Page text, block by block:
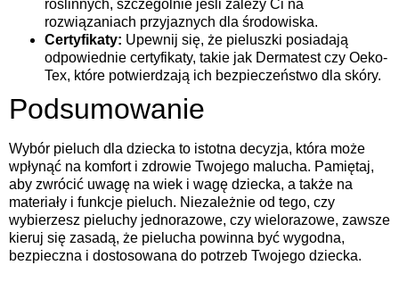
roślinnych, szczególnie jeśli zależy Ci na
rozwiązaniach przyjaznych dla środowiska.
Certyfikaty: Upewnij się, że pieluszki posiadają
odpowiednie certyfikaty, takie jak Dermatest czy Oeko-
Tex, które potwierdzają ich bezpieczeństwo dla skóry.
Podsumowanie
Wybór pieluch dla dziecka to istotna decyzja, która może
wpłynąć na komfort i zdrowie Twojego malucha. Pamiętaj,
aby zwrócić uwagę na wiek i wagę dziecka, a także na
materiały i funkcje pieluch. Niezależnie od tego, czy
wybierzesz pieluchy jednorazowe, czy wielorazowe, zawsze
kieruj się zasadą, że pielucha powinna być wygodna,
bezpieczna i dostosowana do potrzeb Twojego dziecka.